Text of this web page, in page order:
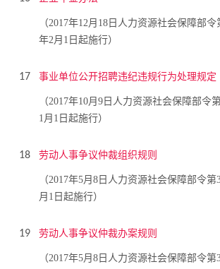
（2017年12月18日人力资源社会保障部
年2月1日起施行）
17 事业单位公开招聘违纪违规行为处理规定
（2017年10月9日人力资源社会保障部令
1月1日起施行）
18 劳动人事争议仲裁组织规则
（2017年5月8日人力资源社会保障部令
月1日起施行）
19 劳动人事争议仲裁办案规则
（2017年5月8日人力资源社会保障部令